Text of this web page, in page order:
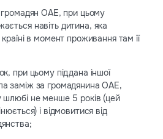
громадян ОАЕ, при цьому
навіть дитина, яка
в момент проживання там її
при цьому піддана іншої
заміж за громадянина ОАЕ,
не менше 5 років (цей
і відмовитися від